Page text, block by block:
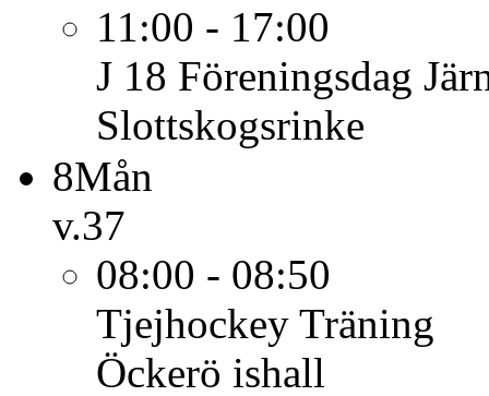
11:00 - 17:00
J 18 Föreningsdag
Slottskogsrinke
8Mån
v.37
08:00 - 08:50
Tjejhockey Träning
Öckerö ishall